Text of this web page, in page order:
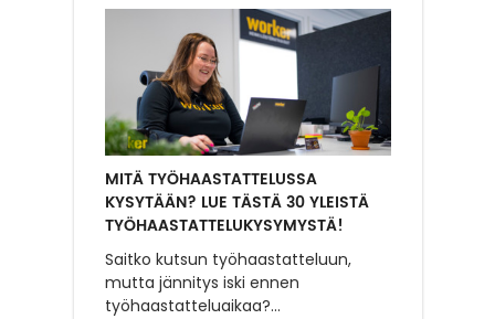
MITÄ TYÖHAASTATTELUSSA
KYSYTÄÄN? LUE TÄSTÄ 30 YLEISTÄ
TYÖHAASTATTELUKYSYMYSTÄ!
Saitko kutsun työhaastatteluun,
mutta jännitys iski ennen
työhaastatteluaikaa?...